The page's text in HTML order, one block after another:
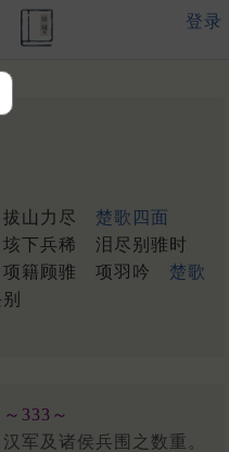
登录
拔山力尽
楚歌四面
垓下兵稀
泪尽别骓时
项籍顾骓 项羽吟
楚歌
333～
军及诸侯兵围之数重。